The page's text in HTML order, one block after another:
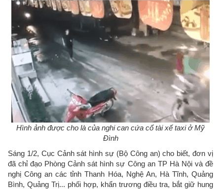
Hình ảnh được cho là của nghi can cứa cổ tài xế taxi ở Mỹ
Đình
Sáng 1/2, Cục Cảnh sát hình sự (Bộ Công an) cho biết, đơn vị
đã chỉ đạo Phòng Cảnh sát hình sự Công an TP Hà Nội và đề
nghị Công an các tỉnh Thanh Hóa, Nghệ An, Hà Tĩnh, Quảng
Bình, Quảng Trị... phối hợp, khẩn trương điều tra, bắt giữ hung